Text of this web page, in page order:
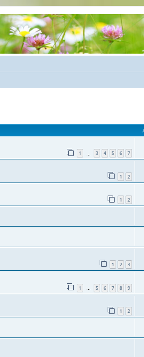
1 3 4 5 6 7
1 2
1 2
1 2 3
1 … 5 6 7 8 9
1 2